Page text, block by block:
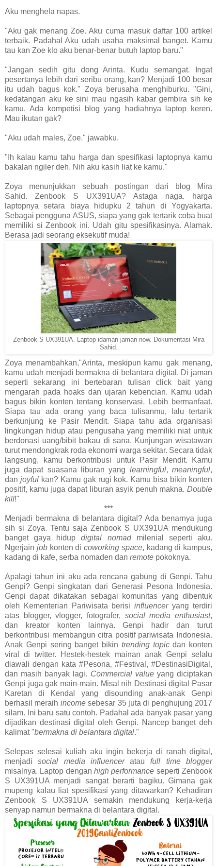
Aku menghela napas.
"Aku gak menang Zoe. Aku cuma masuk daftar 100 artikel
terbaik. Padahal Aku udah usaha maksimal banget. Kamu
tau kan Zoe klo aku benar-benar butuh laptop baru."
"Jangan sedih gitu dong Arinta. Kudu semangat. Ingat
pesertanya lebih dari seribu orang, kan? Menjadi 100 besar
itu udah bagus kok." Zoya berusaha menghiburku. "Gini,
kedatangan aku ke sini mau ngasih kabar gembira sih ke
kamu. Ada kompetisi blog yang hadiahnya laptop keren.
Mau ikutan gak?
"Aku udah males, Zoe." jawabku.
"Ih kalau kamu tahu harga dan spesifikasi laptopnya kamu
bakalan ngiler deh. Nih aku kasih liat ke kamu."
Zoya menunjukkan sebuah postingan dari blog Mira
Sahid. Zenbook S UX391UA? Astaga naga. harga
laptopnya setara biaya hidupku 2 tahun di Yogyakarta.
Sebagai pengguna ASUS, siapa yang gak tertarik coba buat
memiliki si Zenbook ini. Udah gitu spesifikasinya. Alamak.
Berasa jadi seorang eksekutif muda!
Zenbook S UX391UA. Laptop idaman jaman now. Dokumentasi Mira
Sahid.
Zoya menambahkan,"Arinta, meskipun kamu gak menang,
kamu udah menjadi bermakna di belantara digital. Di jaman
seperti sekarang ini bertebaran tulisan click bait yang
mengarah pada hoaks dan ujaran kebencian. Kamu udah
bagus bikin konten tentang konservasi. Lebih bermanfaat.
Siapa tau ada orang yang baca tulisanmu, lalu tertarik
berkunjung ke Pasir Mendit. Siapa tahu ada organisasi
lingkungan hidup atau pengusaha yang memiliki niat untuk
berdonasi uang/bibit bakau di sana. Kunjungan wisatawan
turut mendongkrak roda ekonomi warga sekitar. Secara tidak
langsung, kamu berkontribusi untuk Pasir Mendit. Kamu
juga dapat suasana liburan yang learningful,meaningful,
dan joyful kan? Kamu gak rugi kok. Kamu bisa bikin konten
positif, kamu juga dapat liburan asyik penuh makna. Double
kill!"
***
Menjadi bermakna di belantara digital? Ada benarnya juga
sih si Zoya. Tentu saja Zenbook S UX391UA mendukung
banget gaya hidupdigital nomadmilenial seperti aku.
Ngerjain jobkonten di coworking space, kadang di kampus,
kadang di kafe, serba nomaden dan remote pokoknya.
Apalagi tahun ini aku ada rencana gabung di Genpi. Tahu
Genpi? Genpi singkatan dari Generasi Pesona Indonesia.
Genpi dapat dikatakan sebagai komunitas yang dibentuk
oleh Kementerian Pariwisata berisiinfluenceryang terdiri
atas blogger, vlogger, fotografer, social media enthusiast,
dan kreator konten lainnya. Genpi hadir dan turut
berkontribusi membangun citra positif pariwisata Indonesia.
Anak Genpi sering banget bikin trending topicdan konten
viral di twitter. Hestek-hestek mainan anak Genpi selalu
diawali dengan kata #Pesona, #Festival, #DestinasiDigital,
dan masih banyak lagi. Commercial valueyang diciptakan
Genpi juga gak main-main. Misal nih Destinasi digital Pasar
Karetan di Kendal yang disounding anak-anak Genpi
berhasil meraih incomesebesar 35 juta di penghujung 2017
silam. Ini baru satu contoh. Padahal ada banyak pasar yang
dijadikan destinasi digital oleh Genpi. Nancep banget deh
kalimat "bermakna di belantara digital."
Selepas selesai kuliah aku ingin bekerja di ranah digital,
menjadisocial media influencerataufull time blogger
misalnya. Laptop dengan high performance seperti Zenbook
S UX391UA menjadi sangat berarti bagiku. Gimana gak
mupeng kalau liat spesifikasi yang ditawarkan? Kehadiran
Zenbook S UX391UA semakin mendukung kerja-kerja
senyap namun bermakna di belantara digital.